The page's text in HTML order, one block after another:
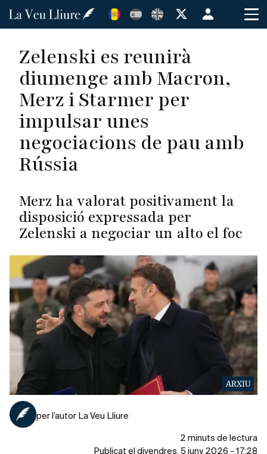
Vés
Menú
de
usuario
Zelenski es reunirà
diumenge amb Macron,
Merz i Starmer per
impulsar unes
negociacions de pau amb
Rússia
Merz ha valorat positivament la
disposició expressada per
Zelenski a negociar un alto el foc
ARXIU
per l’autor La Veu Lliure
2 minuts de lectura
Publicat el divendres, 5 juny 2026 - 17:28